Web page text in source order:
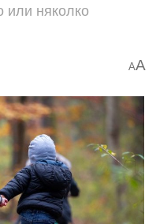
или няколко
AA